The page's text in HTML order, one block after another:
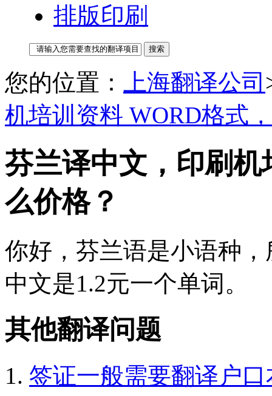
排版印刷
您的位置： 上海翻译公司
机培训资料 WORD格式
芬兰译中文，印刷
么价格？
你好，芬兰语是小语种
中文是1.2元一个单词。
其他翻译问题
签证一般需要翻译户